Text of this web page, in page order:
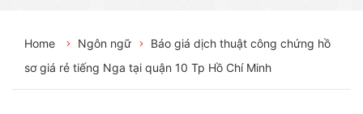
Home Ngôn ngữ
Báo giá dịch thuật công chứng hồ
sơ giá rẻ tiếng Nga tại quận 10 Tp Hồ Chí Minh